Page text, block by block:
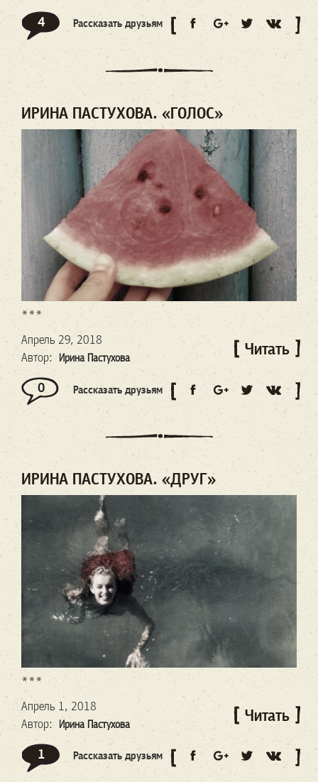
4 Рассказать друзьям
ИРИНА ПАСТУХОВА. «ГОЛОС»
***
Апрель 29, 2018
Автор:
Ирина Пастухова Читать
0 Рассказать друзьям
ИРИНА ПАСТУХОВА. «ДРУГ»
***
Апрель 1, 2018
Автор:
Ирина Пастухова Читать
1 Рассказать друзьям